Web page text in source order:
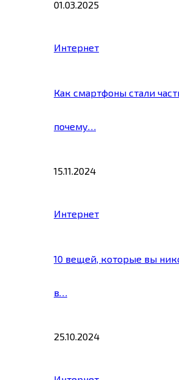
01.03.2025
Интернет
Как смартфоны стали
почему…
15.11.2024
Интернет
10 вещей, которые вы
в…
25.10.2024